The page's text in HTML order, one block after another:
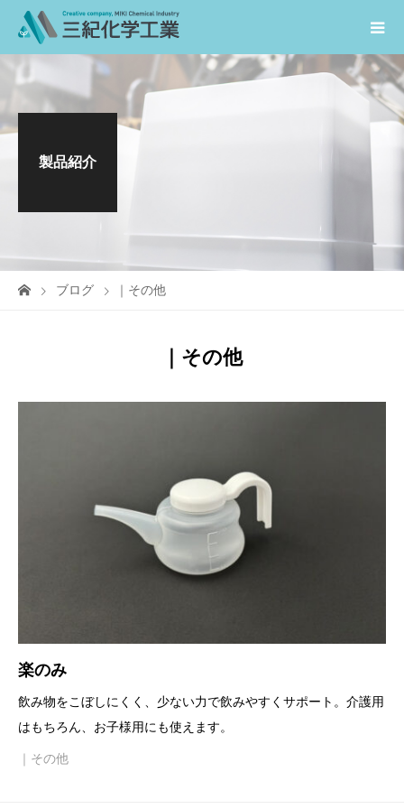
製品紹介
ブログ ｜その他
｜その他
楽のみ
飲み物をこぼしにくく、少ない力で飲みやすくサポート。介護用
はもちろん、お子様用にも使えます。
｜その他